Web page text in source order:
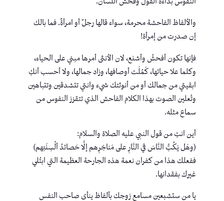
والألفاظ الفاحشة محرمة، سواء قالها رجلٌ أو امرأةٌ. فما بالك
إن صدرت من إمرأة!
فإنها تكون أفحشُ وأشنع، لان الأنثى أمرها مبني على الحياء،
وكلما علا حيائها، كَمُلَت أوصافها، وزاد جمالها، ولا أحسب أنكِ
ابقيتي من جمالك أو من أنوثتك شيء وانتي تتشدقين وتتباهين
وتُعلين الصوت بهذا الكلام الفاحش الذي تتقزز النفوس من
سماع مثله.
أين انتِ من قول النبي عليه الصلاة والسلام:
(وهَل يَكُبُّ النَّاسَ في النَّارِ على مَناخِرِهم إلَّا حَصائدُ ألْسِنَتِهم)
ففعلك هذا من كفران نعمة هذه الجارحة العظيمة التي ابتُلي
غيرك بفقدانها.
يا من ستشبعين مسامع زوجك بألفاظ ينأى صاحب النفس